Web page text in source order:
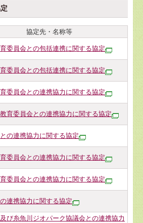
協定先・名称等
委員会との包括連携に関する協定
委員会との包括連携に関する協定
委員会との連携協力に関する協定
育委員会との連携協力に関する協定
の連携協力に関する協定
委員会との連携協力に関する協定
委員会との連携協力に関する協定
連携協力に関する協定
び糸魚川ジオパーク協議会との連携協力